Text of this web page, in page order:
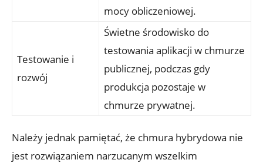
mocy⁣ obliczeniowej.
Testowanie i
rozwój
Świetne⁤ środowisko ​do
testowania⁣ aplikacji w chmurze
publicznej, podczas gdy
produkcja pozostaje​ w
chmurze prywatnej.
Należy jednak pamiętać,⁣ że chmura hybrydowa nie
⁢jest rozwiązaniem‌ narzucanym ⁤wszelkim